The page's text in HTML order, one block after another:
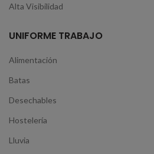
Alta Visibilidad
UNIFORME TRABAJO
Alimentación
Batas
Desechables
Hostelería
Lluvia